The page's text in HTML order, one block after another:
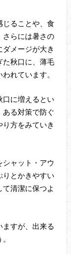
じることや、食
さらには暑さの
メージが大き
た秋口に、薄毛
れています。
口に増えるとい
ある対策で防ぐ
方をみていき
シャット・アウ
りとかきやすい
清潔に保つよ
すが、出来る